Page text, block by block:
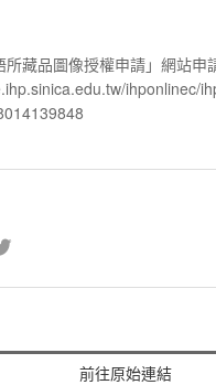
藏品圖像授權申請」網站申
ihponlinec/
前往原始連結